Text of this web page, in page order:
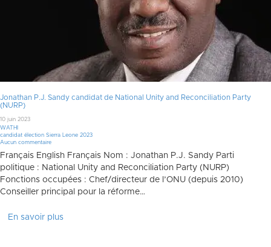
Jonathan P.J. Sandy candidat de National Unity and Reconciliation Party
(NURP)
10 juin 2023
WATHI
candidat élection Sierra Leone 2023
Aucun commentaire
Français English Français Nom : Jonathan P.J. Sandy Parti
politique : National Unity and Reconciliation Party (NURP)
Fonctions occupées : Chef/directeur de l’ONU (depuis 2010)
Conseiller principal pour la réforme…
En savoir plus